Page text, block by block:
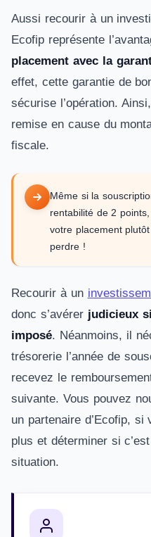
Aussi recourir à un
Ecofip représente
placement avec la
effet, cette garantie de
sécurise l’opération.
remise en cause du
fiscale.
Même si la
rentabilité de 2
votre placement
perdre !
Recourir à un
donc s’avérer judicieux
imposé. Néanmoins, il
trésorerie l’année de
recevez le
suivante. Vous pouvez
un partenaire d’Ecofip,
plus et déterminer si
situation.